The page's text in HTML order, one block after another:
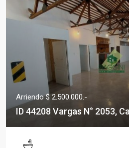
Arriendo $ 2.500.000.-
ID 44208 Vargas N° 2053,